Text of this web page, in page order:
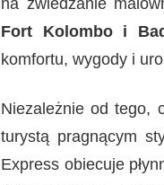
Fort Kolombo i
komfortu, wygody i
Niezależnie od tego,
turystą pragnącym
Express obiecuje